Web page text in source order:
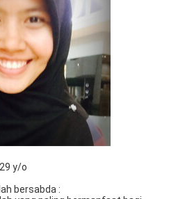
29 y/o
bersabda :